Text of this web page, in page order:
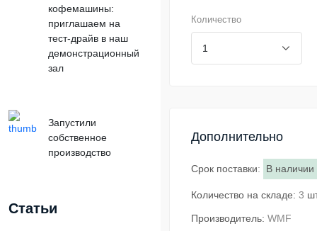
кофемашины:
приглашаем на
тест-драйв в наш
демонстрационный
зал
Запустили
собственное
производство
Статьи
Количество
Дополнительно
Срок поставки: В наличии
Количество на складе: 3
Производитель: WMF